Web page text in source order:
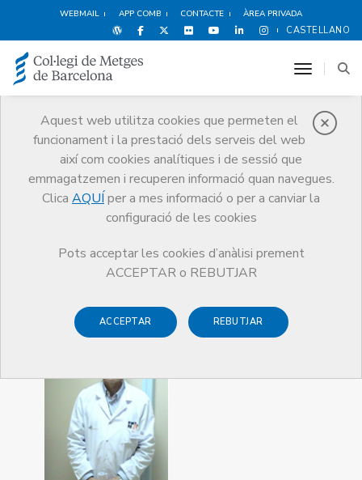
WEBMAIL APP COMB CONTACTE ÀREA PRIVADA
CASTELLANO
Aquest web utilitza cookies que permeten el
funcionament i la prestació dels serveis del web
així com cookies analítiques i de sessió que
emmagatzemen i recuperen informació quan navegues.
Clica AQUÍ per a mes informació o per a canviar la
configuració de les cookies
Pots acceptar les cookies d’anàlisi prement
ACCEPTAR o REBUTJAR
ACCEPTAR REBUTJAR
toggle
Premis
Premis Guardonat Edició 2010
Guardonat Edició 2010